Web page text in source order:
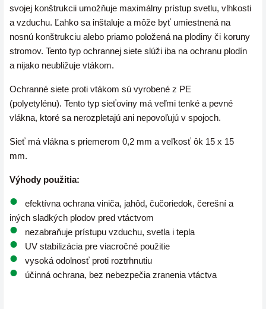
svojej konštrukcii umožňuje maximálny prístup svetlu, vlhkosti
a vzduchu. Ľahko sa inštaluje a môže byť umiestnená na
nosnú konštrukciu alebo priamo položená na plodiny či koruny
stromov. Tento typ ochrannej siete slúži iba na ochranu plodín
a nijako neubližuje vtákom.
Ochranné siete proti vtákom sú vyrobené z PE
(polyetylénu). Tento typ sieťoviny má veľmi tenké a pevné
vlákna, ktoré sa nerozpletajú ani nepovoľujú v spojoch.
Sieť má vlákna s priemerom 0,2 mm a veľkosť ôk 15 x 15
mm.
Výhody použitia:
efektívna ochrana viniča, jahôd, čučoriedok, čerešní a
iných sladkých plodov pred vtáctvom
nezabraňuje prístupu vzduchu, svetla i tepla
UV stabilizácia pre viacročné použitie
vysoká odolnosť proti roztrhnutiu
účinná ochrana, bez nebezpečia zranenia vtáctva